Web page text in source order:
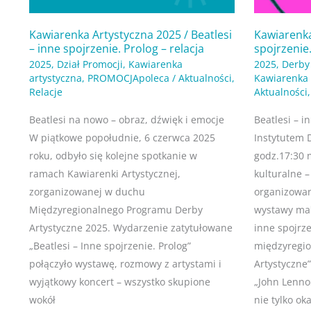
Kawiarenka Artystyczna 2025 / Beatlesi
– inne spojrzenie. Prolog – relacja
2025, Dział Promocji, Kawiarenka
artystyczna, PROMOCJApoleca / Aktualności,
Relacje
Beatlesi na nowo – obraz, dźwięk i emocje
W piątkowe popołudnie, 6 czerwca 2025
roku, odbyło się kolejne spotkanie w
ramach Kawiarenki Artystycznej,
zorganizowanej w duchu
Międzyregionalnego Programu Derby
Artystyczne 2025. Wydarzenie zatytułowane
„Beatlesi – Inne spojrzenie. Prolog”
połączyło wystawę, rozmowy z artystami i
wyjątkowy koncert – wszystko skupione
wokół
2025,
Aktualności
Beatlesi –
Instytutem
godz.17:30
kulturalne
wystawy
inne
„John
nie tylko